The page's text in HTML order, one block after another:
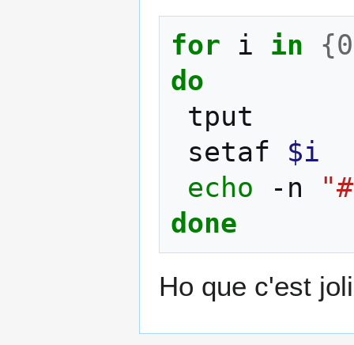
for i in {0
do
tput
setaf
$i
echo
-n
done
Ho que c'est